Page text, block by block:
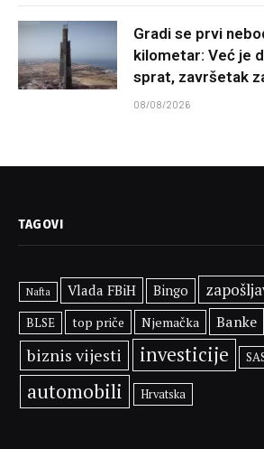
Gradi se prvi
kilometar: Već je
sprat, završetak
08/08/2026
TAGOVI
Nafta Vlada FBiH Bingo
BLSE top priče Njemačka Banke
biznis vijesti investicije
automobili Hrvatska